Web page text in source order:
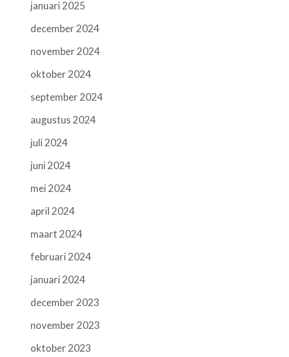
januari 2025
december 2024
november 2024
oktober 2024
september 2024
augustus 2024
juli 2024
juni 2024
mei 2024
april 2024
maart 2024
februari 2024
januari 2024
december 2023
november 2023
oktober 2023